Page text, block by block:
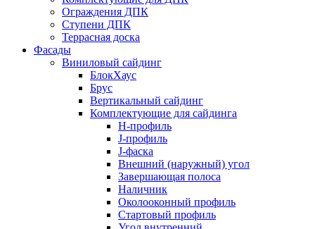
Ограждения ДПК
Ступени ДПК
Террасная доска
Фасады
Виниловый сайдинг
БлокХаус
Брус
Вертикальный сайдинг
Комплектующие для сайдинга
H-профиль
J-профиль
J-фаска
Внешний (наружный) угол
Завершающая полоса
Наличник
Околооконный профиль
Стартовый профиль